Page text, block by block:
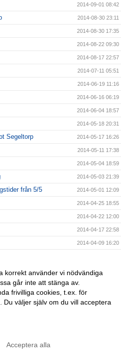
2014-09-01 08:42
2014-08-30 23:11
2014-08-30 17:35
2014-08-22 09:30
2014-08-17 22:57
2014-07-11 05:51
2014-06-19 11:16
2014-06-16 06:19
2014-06-04 18:57
2014-05-18 20:31
Segeltorp 2014-05-17 16:26
2014-05-11 17:38
2014-05-04 18:59
2014-05-03 21:39
från 5/5 2014-05-01 12:09
2014-04-25 18:55
2014-04-22 12:00
2014-04-17 22:58
2014-04-09 16:20
2014-03-30 20:48
2014-03-26 22:09
2014-01-28 18:04
korrekt använder vi nödvändiga
går inte att stänga av.
frivilliga cookies, t.ex. för
Du väljer själv om du vill acceptera
Acceptera alla